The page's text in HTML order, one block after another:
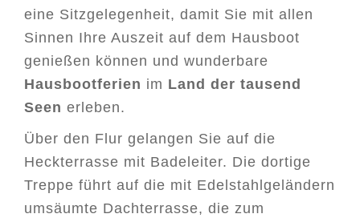
eine Sitzgelegenheit, damit Sie mit allen
Sinnen Ihre Auszeit auf dem Hausboot
genießen können und wunderbare
Hausbootferien im Land der tausend
Seen erleben.
Über den Flur gelangen Sie auf die
Heckterrasse mit Badeleiter. Die dortige
Treppe führt auf die mit Edelstahlgeländern
umsäumte Dachterrasse, die zum